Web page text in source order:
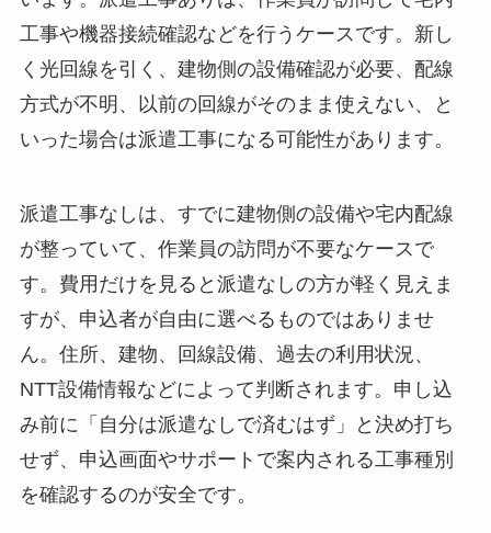
工事や機器接続確認などを行うケースです。新し
く光回線を引く、建物側の設備確認が必要、配線
方式が不明、以前の回線がそのまま使えない、と
いった場合は派遣工事になる可能性があります。
派遣工事なしは、すでに建物側の設備や宅内配線
が整っていて、作業員の訪問が不要なケースで
す。費用だけを見ると派遣なしの方が軽く見えま
すが、申込者が自由に選べるものではありませ
ん。住所、建物、回線設備、過去の利用状況、
NTT設備情報などによって判断されます。申し込
み前に「自分は派遣なしで済むはず」と決め打ち
せず、申込画面やサポートで案内される工事種別
を確認するのが安全です。